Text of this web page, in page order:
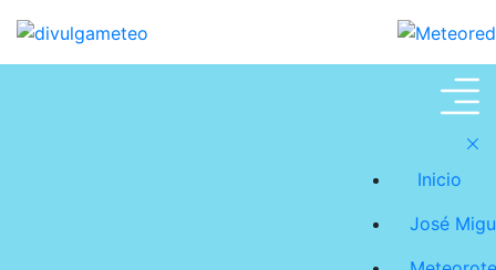
Inicio
José
Aula abierta